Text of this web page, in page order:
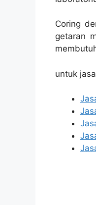
Coring
getaran
untuk